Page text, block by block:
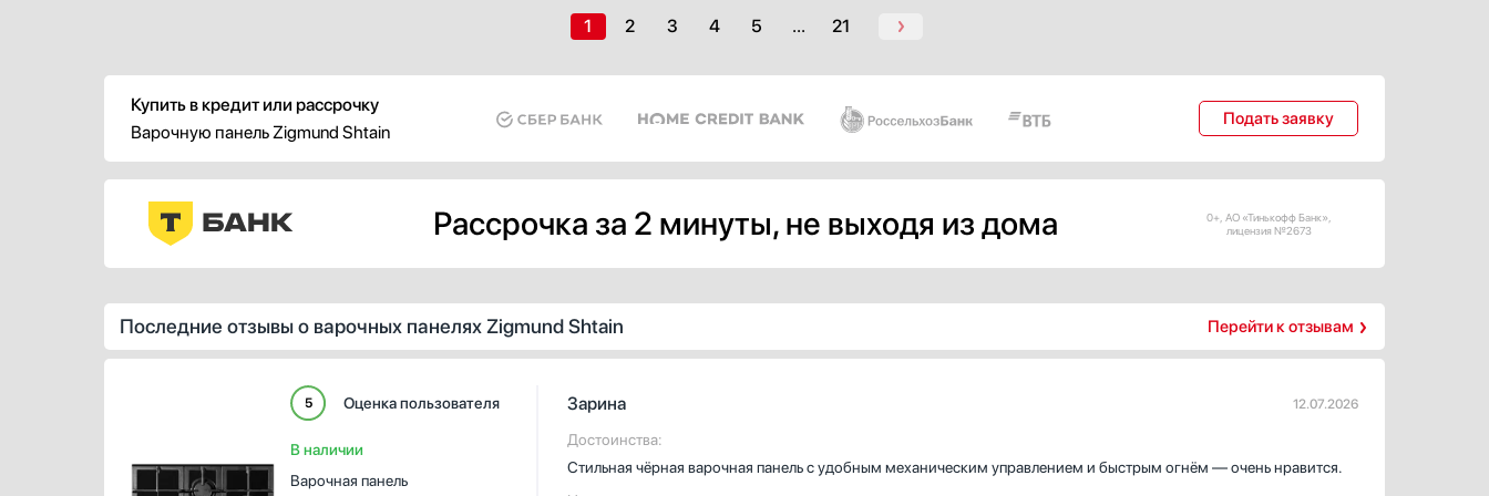
1 2 3 4 5 ... 21
Купить в кредит или рассрочку
Варочную панель Zigmund Shtain
Подать заявку
Рассрочка за 2 минуты, не выходя из дома
0+, АО «Тинькофф Банк»,
лицензия №2673
Последние отзывы о варочных панелях Zigmund Shtain Перейти к отзывам
5 Оценка пользователя
В наличии
Варочная панель
Зарина 12.07.2026
Достоинства:
Стильная чёрная варочная панель с удобным механическим управлением и быстрым огнём — очень нравится.